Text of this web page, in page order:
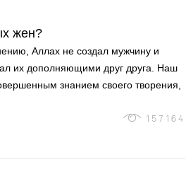
жен?
Аллах не создал мужчину и
их дополняющими друг друга. Наш
знанием своего творения,
157164